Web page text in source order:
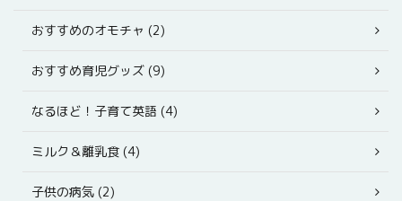
おすすめのオモチャ (2)
おすすめ育児グッズ (9)
なるほど！子育て英語 (4)
ミルク＆離乳食 (4)
子供の病気 (2)